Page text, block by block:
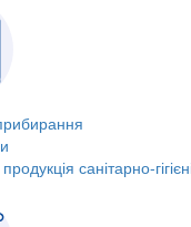
санітарно-